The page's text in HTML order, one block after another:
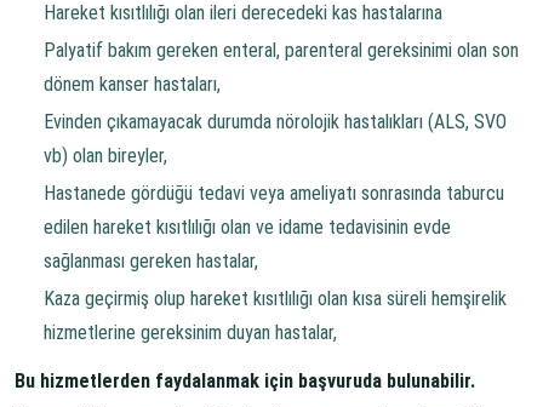
Hareket kısıtlılığı olan ileri derecedeki kas hastalarına
Palyatif bakım gereken enteral, parenteral gereksinimi olan son
dönem kanser hastaları,
Evinden çıkamayacak durumda nörolojik hastalıkları (ALS, SVO
vb) olan bireyler,
Hastanede gördüğü tedavi veya ameliyatı sonrasında taburcu
edilen hareket kısıtlılığı olan ve idame tedavisinin evde
sağlanması gereken hastalar,
Kaza geçirmiş olup hareket kısıtlılığı olan kısa süreli hemşirelik
hizmetlerine gereksinim duyan hastalar,
Bu hizmetlerden faydalanmak için başvuruda bulunabilir.